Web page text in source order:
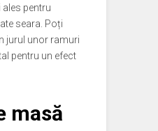
pentru
seara. Poți
jurul unor ramuri
pentru un efect
masă